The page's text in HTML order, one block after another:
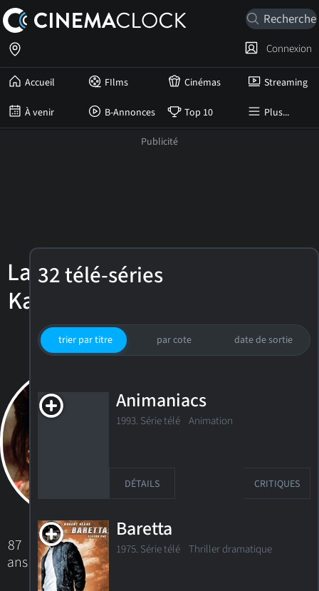
Accueil FIlms Cinémas Streaming
À venir B-Annonces Top 10 Plus...
Connexion
Lainie
Kazan
87
ans
32 télé-séries
trier par titre par cote date de sortie
Animaniacs
1993. Série télé Animation
DÉTAILS CRITIQUES
Baretta
1975. Série télé Thriller dramatique